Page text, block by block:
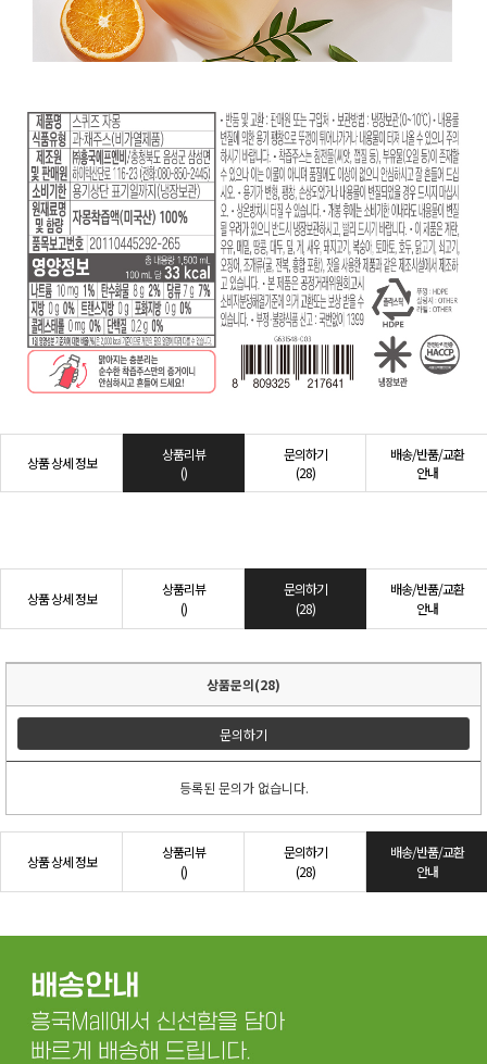
상품 상세 정보
상품리뷰
()
문의하기
(28)
배송/반품/교환
안내
상품 상세 정보
상품리뷰
()
문의하기
(28)
배송/반품/교환
안내
상품문의(28)
문의하기
등록된 문의가 없습니다.
상품 상세 정보
상품리뷰
()
문의하기
(28)
배송/반품/교환
안내